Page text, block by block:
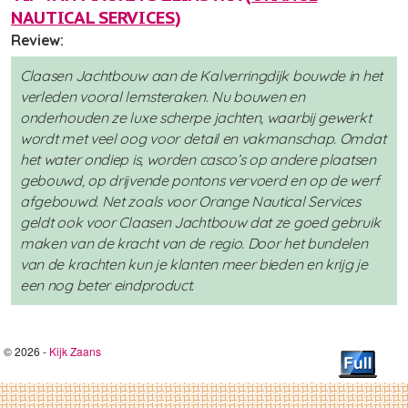
NAUTICAL SERVICES)
Review:
Claasen Jachtbouw aan de Kalverringdijk bouwde in het
verleden vooral lemsteraken. Nu bouwen en
onderhouden ze luxe scherpe jachten, waarbij gewerkt
wordt met veel oog voor detail en vakmanschap. Omdat
het water ondiep is, worden casco’s op andere plaatsen
gebouwd, op drijvende pontons vervoerd en op de werf
afgebouwd. Net zoals voor Orange Nautical Services
geldt ook voor Claasen Jachtbouw dat ze goed gebruik
maken van de kracht van de regio. Door het bundelen
van de krachten kun je klanten meer bieden en krijg je
een nog beter eindproduct.
© 2026 - Kijk Zaans